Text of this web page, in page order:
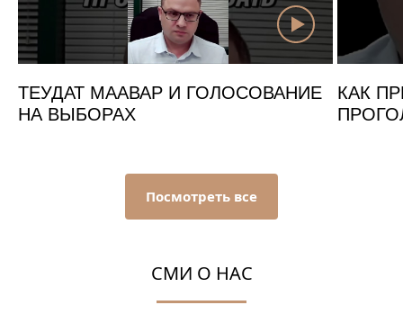
ТЕУДАТ МААВАР И ГОЛОСОВАНИЕ
НА ВЫБОРАХ
КАК
Посмотреть все
СМИ О НАС